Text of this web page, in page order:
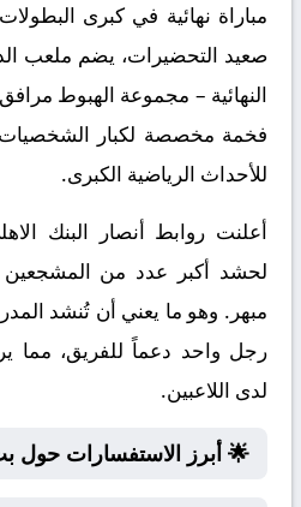
مباراة نهائية في كبرى
صعيد التحضيرات، يضم ملعب
النهائية – مجموعة الهبوط
فخمة مخصصة لكبار
للأحداث الرياضية الكبرى.
أعلنت روابط أنصار البنك
لحشد أكبر عدد من
مبهر. وهو ما يعني أن تُنشد
رجل واحد دعماً للفريق، مما
لدى اللاعبين.
🌟 أبرز الاستفسارات حول